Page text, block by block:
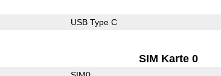
USB Type C
SIM Karte 0